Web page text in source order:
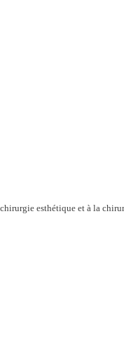
esthétique et à la